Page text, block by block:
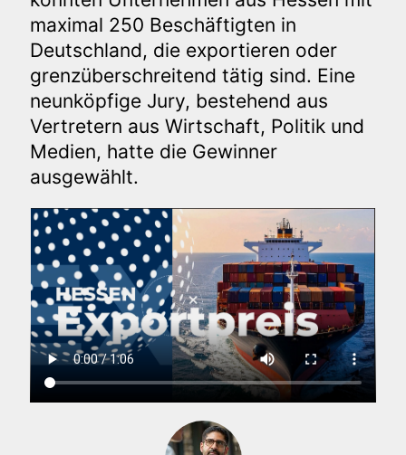
maximal 250 Beschäftigten in
Deutschland, die exportieren oder
grenzüberschreitend tätig sind. Eine
neunköpfige Jury, bestehend aus
Vertretern aus Wirtschaft, Politik und
Medien, hatte die Gewinner
ausgewählt.